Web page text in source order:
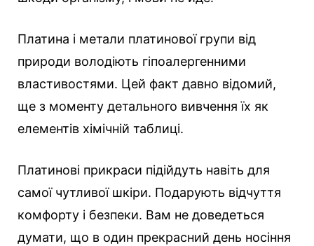
Платина і метали платинової групи від
природи володіють гіпоалергенними
властивостями. Цей факт давно відомий,
ще з моменту детального вивчення їх як
елементів хімічній таблиці.
Платинові прикраси підійдуть навіть для
самої чутливої шкіри. Подарують відчуття
комфорту і безпеки. Вам не доведеться
думати, що в один прекрасний день носіння